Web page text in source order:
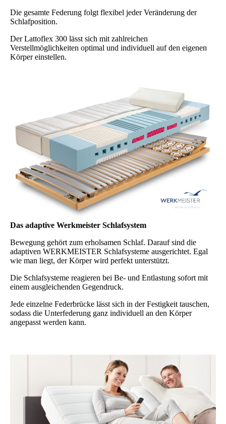
Die gesamte Federung folgt flexibel jeder Veränderung der
Schlafposition.
Der Lattoflex 300 lässt sich mit zahlreichen
Verstellmöglichkeiten optimal und individuell auf den eigenen
Körper einstellen.
Das adaptive Werkmeister Schlafsystem
Bewegung gehört zum erholsamen Schlaf. Darauf sind die
adaptiven WERKMEISTER Schlafsysteme ausgerichtet. Egal
wie man liegt, der Körper wird perfekt unterstützt.
Die Schlafsysteme reagieren bei Be- und Entlastung sofort mit
einem ausgleichenden Gegendruck.
Jede einzelne Federbrücke lässt sich in der Festigkeit tauschen,
sodass die Unterfederung ganz individuell an den Körper
angepasst werden kann.